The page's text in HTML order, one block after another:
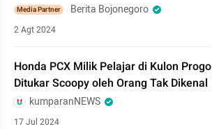
Media Partner Berita Bojonegoro
2 Agt 2024
Honda PCX Milik Pelajar di Kulon Progo
Ditukar Scoopy oleh Orang Tak Dikenal
kumparanNEWS
17 Jul 2024